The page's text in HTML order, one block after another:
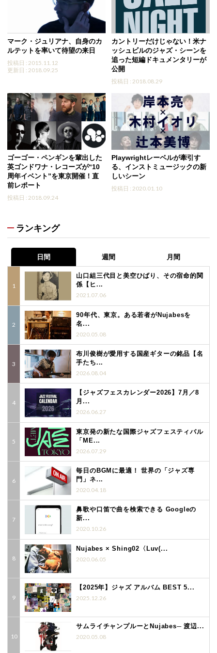
マーク・ジュリアナ、自身のカ
ルテットを率いて待望の来日
投稿日 : 2015.11.12
更新日 : 2018.09.25
カントリーだけじゃない！米ナ
ッシュビルのジャズ・シーンを
追った短編ドキュメンタリーが
公開
投稿日 : 2018.08.29
ゴーゴー・ペンギンを輩出した
英ゴンドワナ・レコーズが“10
周年イベント”を東京開催！直
前レポート
投稿日 : 2018.09.24
Playwrightレーベルが牽引す
る、インストミュージックの新
しいシーン
投稿日 : 2020.01.10
ランキング
日間 週間 月間
山口組三代目と美空ひばり、その宿命的関
係【ヒ...
2021.07.06
90年代、東京。ある若者がNujabesを
名...
2020.05.08
布川俊樹が愛用する国産ギターの銘品【名
手たち...
2026.08.04
【ジャズフェスカレンダー2026】7月／8
月...
2026.06.27
東京発の新たな国際ジャズフェスティバル
「ME...
2026.07.29
毎日のBGMに最適！ 世界の「ジャズ専
門」ネ...
2020.04.18
鼻歌や口笛で曲を検索できる Googleの
新...
2020.10.26
Nujabes × Shing02〈Luv(...
2020.06.05
【2025年】ジャズ アルバム BEST 5...
2025.12.26
サムライチャンプルーとNujabes─ 渡辺...
2020.05.08